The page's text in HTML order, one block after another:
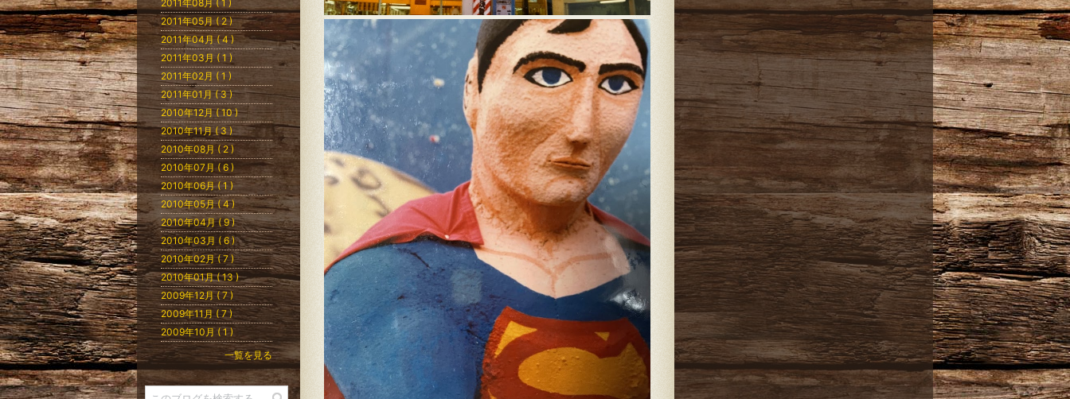
2011年08月 ( 1 )
2011年05月 ( 2 )
2011年04月 ( 4 )
2011年03月 ( 1 )
2011年02月 ( 1 )
2011年01月 ( 3 )
2010年12月 ( 10 )
2010年11月 ( 3 )
2010年08月 ( 2 )
2010年07月 ( 6 )
2010年06月 ( 1 )
2010年05月 ( 4 )
2010年04月 ( 9 )
2010年03月 ( 6 )
2010年02月 ( 7 )
2010年01月 ( 13 )
2009年12月 ( 7 )
2009年11月 ( 7 )
2009年10月 ( 1 )
一覧を見る